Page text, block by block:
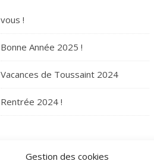
Gestion des cookies
vous !
Bonne Année 2025 !
Vacances de Toussaint 2024
Rentrée 2024 !